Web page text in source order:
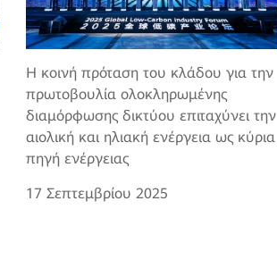
Η κοινή πρόταση του κλάδου για την
πρωτοβουλία ολοκληρωμένης
διαμόρφωσης δικτύου επιταχύνει την
αιολική και ηλιακή ενέργεια ως κύρια
πηγή ενέργειας
17 Σεπτεμβρίου 2025